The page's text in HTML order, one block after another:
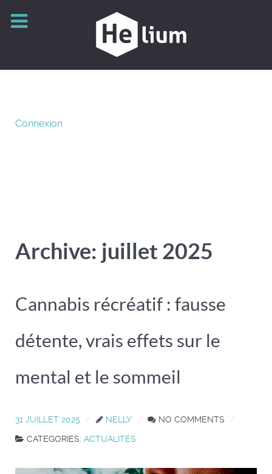
Connexion
Archive: juillet 2025
Cannabis récréatif : fausse
détente, vrais effets sur le
mental et le sommeil
31 JUILLET 2025 NELLY
NO COMMENTS
CATEGORIES: ACTUALITÉS